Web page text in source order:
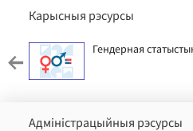
Карысныя рэсурсы
Гендерная
Адміністрацыйныя рэсурсы